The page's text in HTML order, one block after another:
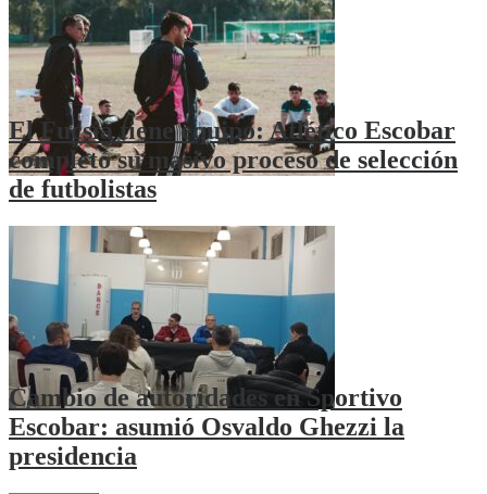
El Fucsia tiene equipo: Atlético Escobar
completó su masivo proceso de selección
de futbolistas
Cambio de autoridades en Sportivo
Escobar: asumió Osvaldo Ghezzi la
presidencia